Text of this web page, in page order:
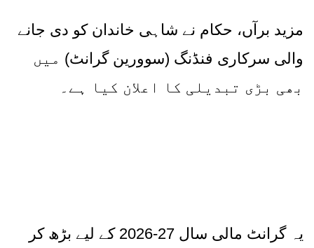
مزید برآں، حکام نے شاہی خاندان کو دی جانے
والی سرکاری فنڈنگ (سوورین گرانٹ) میں
بھی بڑی تبدیلی کا اعلان کیا ہے۔
یہ گرانٹ مالی سال 27-2026 کے لیے بڑھ کر